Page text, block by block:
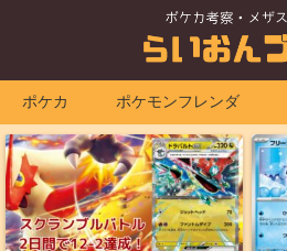
ポケカ ポケモンフレンダ